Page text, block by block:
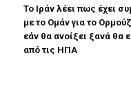
Το Ιράν λέει πως έχει
με το Ομάν για το
εάν θα ανοίξει ξανά θα
από τις ΗΠΑ